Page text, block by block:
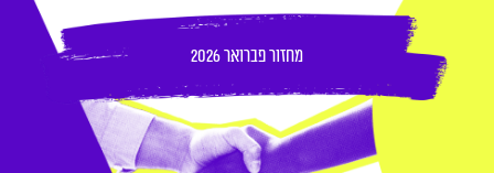
מחזור פברואר 2026